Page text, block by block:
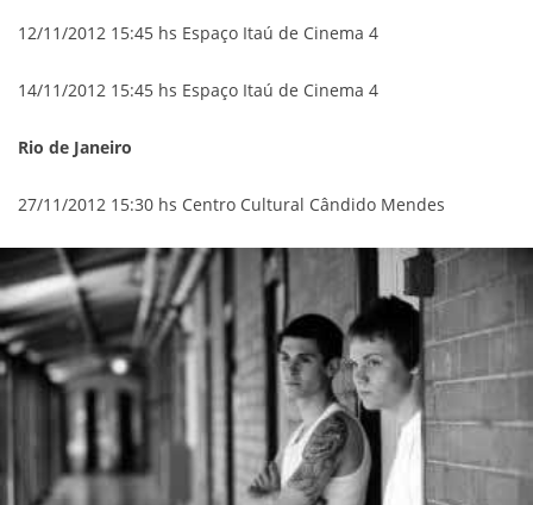
12/11/2012 15:45 hs Espaço Itaú de Cinema 4
14/11/2012 15:45 hs Espaço Itaú de Cinema 4
Rio de Janeiro
27/11/2012 15:30 hs Centro Cultural Cândido Mendes